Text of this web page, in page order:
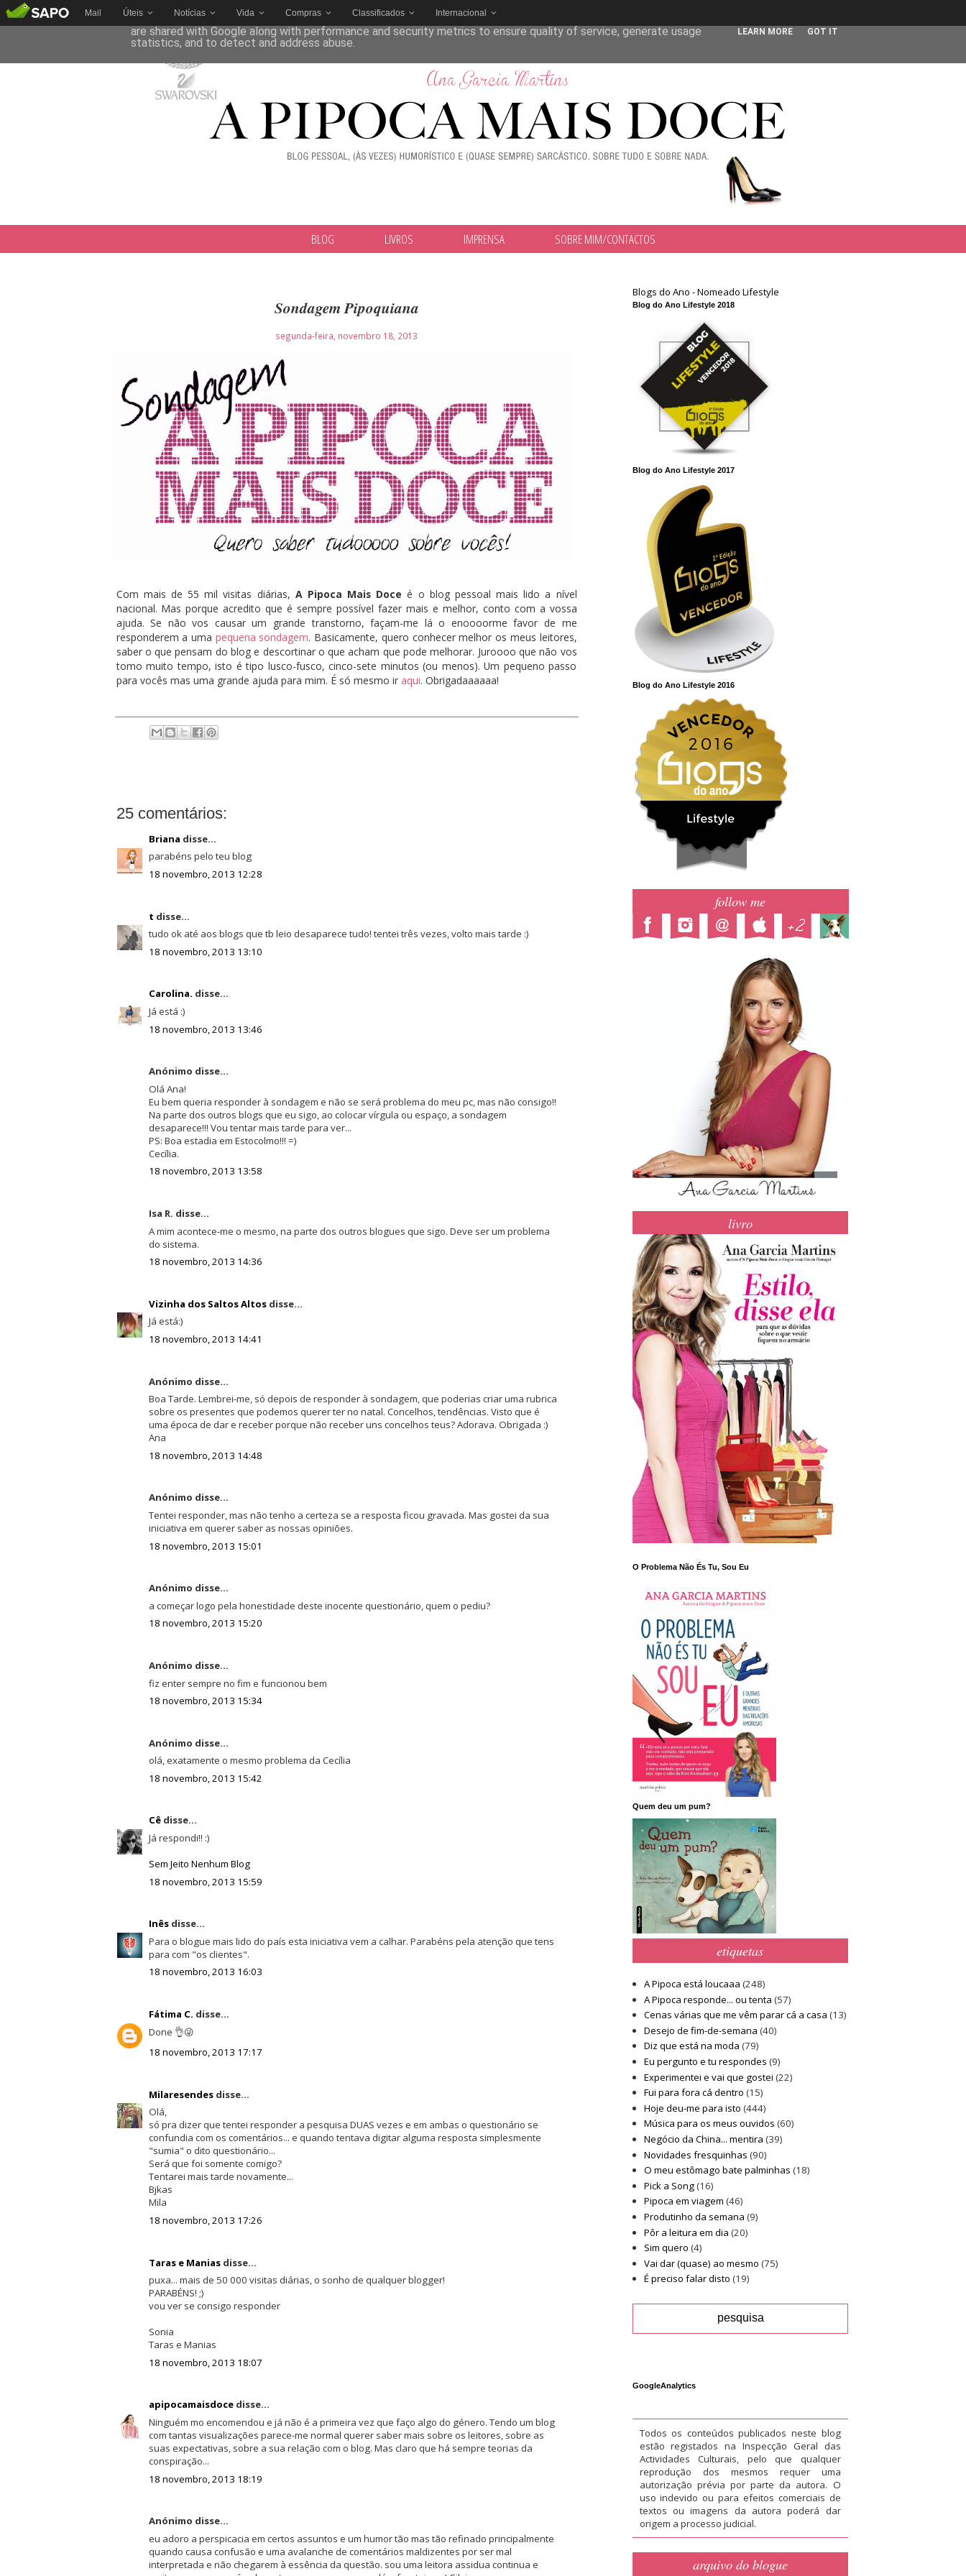
Mail Úteis Notícias Vida Compras Classificados Internacional
BLOG LIVROS IMPRENSA SOBRE MIM/CONTACTOS
Sondagem Pipoquiana
segunda-feira, novembro 18, 2013
Com mais de 55 mil visitas diárias, A Pipoca Mais Doce é o blog pessoal mais lido a nível
nacional. Mas porque acredito que é sempre possível fazer mais e melhor, conto com a vossa
ajuda. Se não vos causar um grande transtorno, façam-me lá o enoooorme favor de me
responderem a uma pequena sondagem. Basicamente, quero conhecer melhor os meus leitores,
saber o que pensam do blog e descortinar o que acham que pode melhorar. Juroooo que não vos
tomo muito tempo, isto é tipo lusco-fusco, cinco-sete minutos (ou menos). Um pequeno passo
para vocês mas uma grande ajuda para mim. É só mesmo ir aqui. Obrigadaaaaaa!
25 comentários:
Briana disse...
parabéns pelo teu blog
18 novembro, 2013 12:28
t disse...
tudo ok até aos blogs que tb leio desaparece tudo! tentei três vezes, volto mais tarde :)
18 novembro, 2013 13:10
Carolina. disse...
Já está :)
18 novembro, 2013 13:46
Anónimo disse...
Olá Ana!
Eu bem queria responder à sondagem e não se será problema do meu pc, mas não consigo!!
Na parte dos outros blogs que eu sigo, ao colocar vírgula ou espaço, a sondagem
desaparece!!! Vou tentar mais tarde para ver...
PS: Boa estadia em Estocolmo!!! =)
Cecília.
18 novembro, 2013 13:58
Isa R. disse...
A mim acontece-me o mesmo, na parte dos outros blogues que sigo. Deve ser um problema
do sistema.
18 novembro, 2013 14:36
Vizinha dos Saltos Altosdisse...
Já está:)
18 novembro, 2013 14:41
Anónimo disse...
Boa Tarde. Lembrei-me, só depois de responder à sondagem, que poderias criar uma rubrica
sobre os presentes que podemos querer ter no natal. Concelhos, tendências. Visto que é
uma época de dar e receber porque não receber uns concelhos teus? Adorava. Obrigada :)
Ana
18 novembro, 2013 14:48
Anónimo disse...
Tentei responder, mas não tenho a certeza se a resposta ficou gravada. Mas gostei da sua
iniciativa em querer saber as nossas opiniões.
18 novembro, 2013 15:01
Anónimo disse...
a começar logo pela honestidade deste inocente questionário, quem o pediu?
18 novembro, 2013 15:20
Anónimo disse...
fiz enter sempre no fim e funcionou bem
18 novembro, 2013 15:34
Anónimo disse...
olá, exatamente o mesmo problema da Cecília
18 novembro, 2013 15:42
Cêdisse...
Já respondi!! :)
Sem Jeito Nenhum Blog
18 novembro, 2013 15:59
Inêsdisse...
Para o blogue mais lido do país esta iniciativa vem a calhar. Parabéns pela atenção que tens
para com "os clientes".
18 novembro, 2013 16:03
Fátima C. disse...
Done 👌😜
18 novembro, 2013 17:17
Milaresendesdisse...
Olá,
só pra dizer que tentei responder a pesquisa DUAS vezes e em ambas o questionário se
confundia com os comentários... e quando tentava digitar alguma resposta simplesmente
"sumia" o dito questionário...
Será que foi somente comigo?
Tentarei mais tarde novamente...
Bjkas
Mila
18 novembro, 2013 17:26
Taras e Maniasdisse...
puxa... mais de 50 000 visitas diárias, o sonho de qualquer blogger!
PARABÉNS! ;)
vou ver se consigo responder
Sonia
Taras e Manias
18 novembro, 2013 18:07
apipocamaisdocedisse...
Ninguém mo encomendou e já não é a primeira vez que faço algo do género. Tendo um blog
com tantas visualizações parece-me normal querer saber mais sobre os leitores, sobre as
suas expectativas, sobre a sua relação com o blog. Mas claro que há sempre teorias da
conspiração...
18 novembro, 2013 18:19
Anónimo disse...
eu adoro a perspicacia em certos assuntos e um humor tão mas tão refinado principalmente
quando causa confusão e uma avalanche de comentários maldizentes por ser mal
interpretada e não chegarem à essência da questão. sou uma leitora assidua continua e
Blogs do Ano - Nomeado Lifestyle
Blog do Ano Lifestyle 2018
Blog do Ano Lifestyle 2017
Blog do Ano Lifestyle 2016
follow me
livro
O Problema Não És Tu, Sou Eu
Quem deu um pum?
etiquetas
A Pipoca está loucaaa (248)
A Pipoca responde... ou tenta (57)
Cenas várias que me vêm parar cá a casa (13)
Desejo de fim-de-semana (40)
Diz que está na moda (79)
Eu pergunto e tu respondes (9)
Experimentei e vai que gostei (22)
Fui para fora cá dentro (15)
Hoje deu-me para isto (444)
Música para os meus ouvidos (60)
Negócio da China... mentira (39)
Novidades fresquinhas (90)
O meu estômago bate palminhas (18)
Pick a Song(16)
Pipoca em viagem (46)
Produtinho da semana (9)
Pôr a leitura em dia (20)
Sim quero (4)
Vai dar (quase) ao mesmo (75)
É preciso falar disto (19)
GoogleAnalytics
Todos os conteúdos publicados neste blog
estão registados na Inspecção Geral das
Actividades Culturais, pelo que qualquer
reprodução dos mesmos requer uma
autorização prévia por parte da autora. O
uso indevido ou para efeitos comerciais de
textos ou imagens da autora poderá dar
origem a processo judicial.
arquivo do blogue
This site uses cookies from Google to deliver its services and to analyze traffic. Your IP address and user-agent
are shared with Google along with performance and security metrics to ensure quality of service, generate usage
statistics, and to detect and address abuse.
LEARN MORE GOT IT